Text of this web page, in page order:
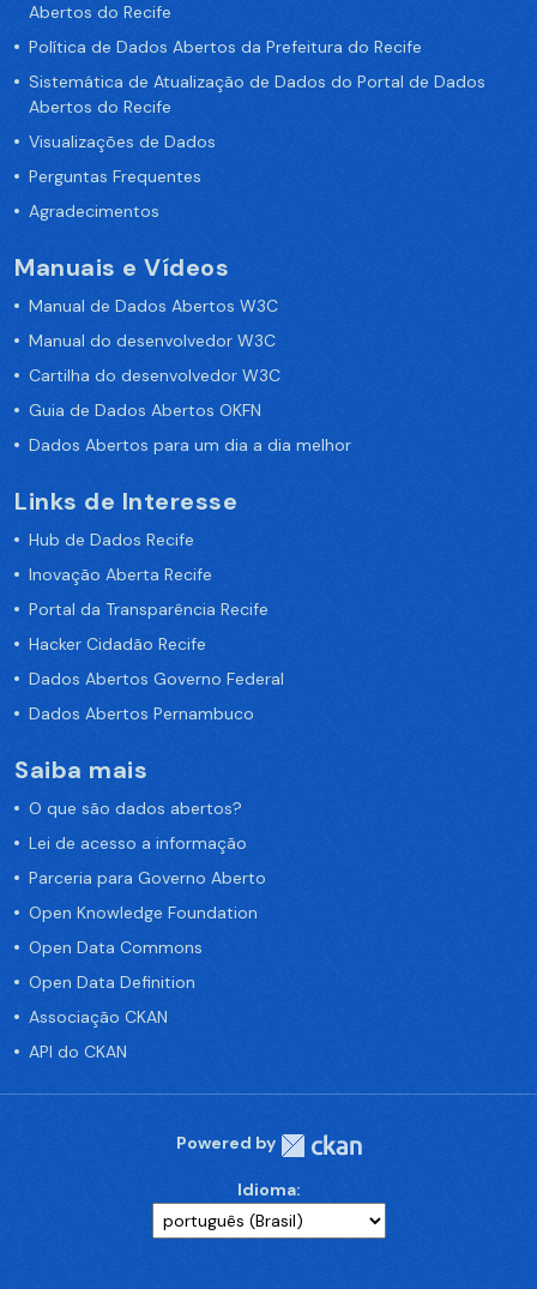
Abertos do Recife
Política de Dados Abertos da Prefeitura do Recife
Sistemática de Atualização de Dados do Portal de Dados
Abertos do Recife
Visualizações de Dados
Perguntas Frequentes
Agradecimentos
Manuais e Vídeos
Manual de Dados Abertos W3C
Manual do desenvolvedor W3C
Cartilha do desenvolvedor W3C
Guia de Dados Abertos OKFN
Dados Abertos para um dia a dia melhor
Links de Interesse
Hub de Dados Recife
Inovação Aberta Recife
Portal da Transparência Recife
Hacker Cidadão Recife
Dados Abertos Governo Federal
Dados Abertos Pernambuco
Saiba mais
O que são dados abertos?
Lei de acesso a informação
Parceria para Governo Aberto
Open Knowledge Foundation
Open Data Commons
Open Data Definition
Associação CKAN
API do CKAN
Powered by
Idioma